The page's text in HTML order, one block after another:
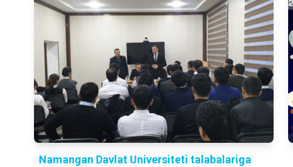
Namangan Davlat Universiteti talabalariga